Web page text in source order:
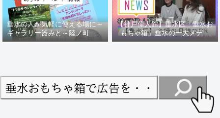
垂水の人が気軽に使える場に～
ギャラリー器みと～陸ノ町 ８
月のイベント情報
【神戸偉人館】垂水区「垂水お
もちゃ箱」垂水の一大メディ
ア！？｜神戸の魅力を凸インタ